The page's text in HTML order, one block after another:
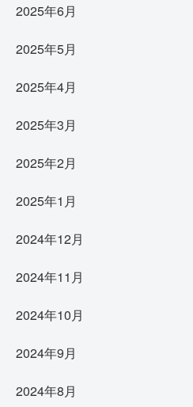
2025年6月
2025年5月
2025年4月
2025年3月
2025年2月
2025年1月
2024年12月
2024年11月
2024年10月
2024年9月
2024年8月